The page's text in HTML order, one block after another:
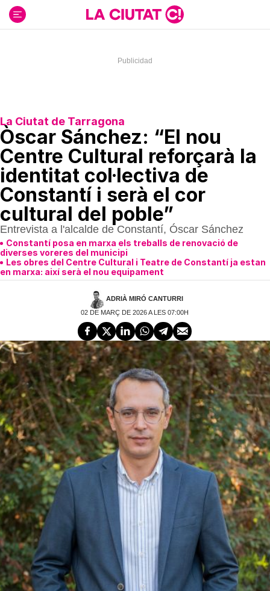
contenido
La Ciutat de Tarragona
Òscar Sánchez: “El nou
Centre Cultural reforçarà la
identitat col·lectiva de
Constantí i serà el cor
cultural del poble”
Entrevista a l'alcalde de Constantí, Óscar Sánchez
Constantí posa en marxa els treballs de renovació de
diverses voreres del municipi
Les obres del Centre Cultural i Teatre de Constantí ja estan
en marxa: així serà el nou equipament
ADRIÀ MIRÓ CANTURRI
02 DE MARÇ DE 2026 A LES 07:00H